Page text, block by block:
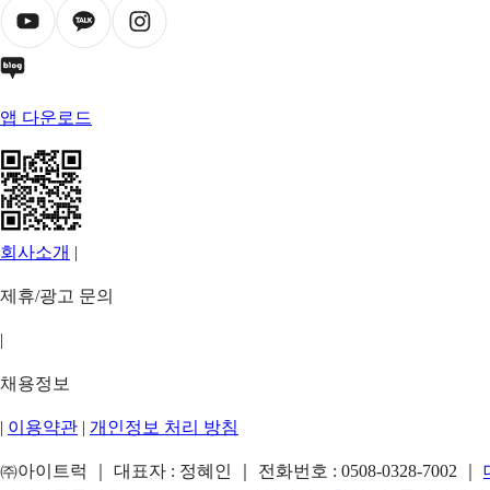
앱 다운로드
회사소개 |
제휴/광고 문의
|
채용정보
| 이용약관 | 개인정보 처리 방침
㈜아이트럭 ｜ 대표자 : 정혜인 ｜ 전화번호 : 0508-0328-7002